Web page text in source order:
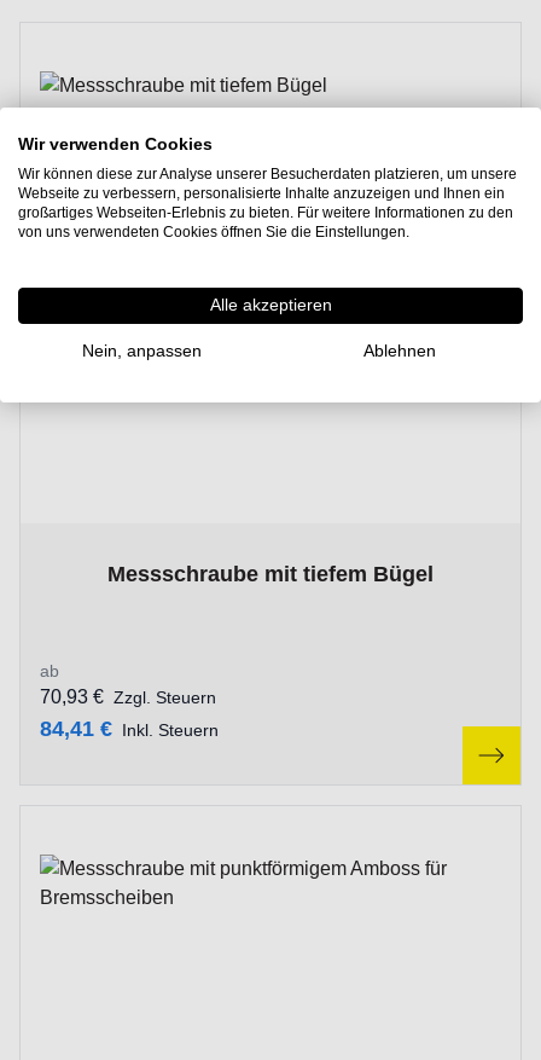
Messschraube mit tiefem Bügel
ab
84,41 € Inkl. Steuern
70,93 € Zzgl. Steuern
Wir verwenden Cookies
Wir können diese zur Analyse unserer Besucherdaten platzieren, um unsere
Webseite zu verbessern, personalisierte Inhalte anzuzeigen und Ihnen ein
großartiges Webseiten-Erlebnis zu bieten. Für weitere Informationen zu den
von uns verwendeten Cookies öffnen Sie die Einstellungen.
Alle akzeptieren
Nein, anpassen Ablehnen